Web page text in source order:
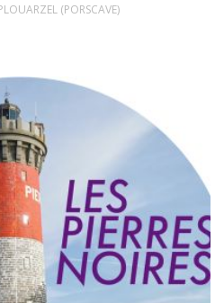
(PORSCAVE)